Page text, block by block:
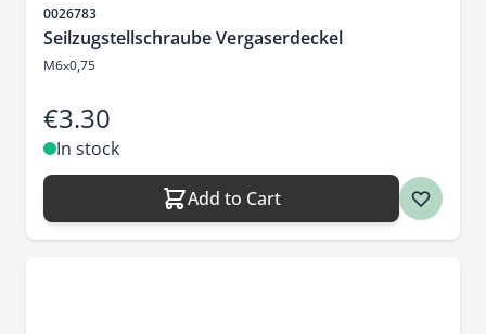
Sku
0026783
Seilzugstellschraube Vergaserdeckel
M6x0,75
€3.30
In stock
Add to Cart